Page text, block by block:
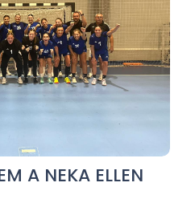
A NEKA ELLEN